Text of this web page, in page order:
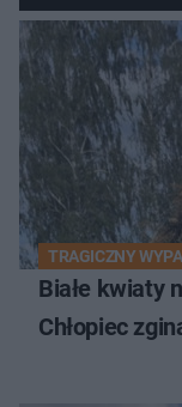
TRAGICZNY
Białe kwiaty
Chłopiec